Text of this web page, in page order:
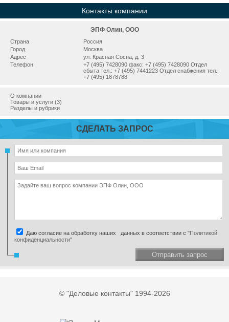
Контакты компании
ЭПФ Олин, ООО
Страна
Россия
Город
Москва
Адрес
ул. Красная Сосна, д. 3
Телефон
+7 (495) 7428090 факс: +7 (495) 7428090 Отдел
сбыта тел.: +7 (495) 7441223 Отдел снабжения тел.:
+7 (495) 1878788
О компании
Товары и услуги (3)
Разделы и рубрики
СДЕЛАТЬ ЗАПРОС
Даю согласие на обработку наших данных в соответствии с "Политикой
конфиденциальности"
Отправить запрос
© "Деловые контакты" 1994-2026